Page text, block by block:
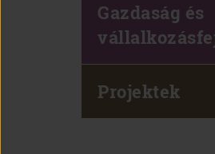
Gazdaság és
Projektek